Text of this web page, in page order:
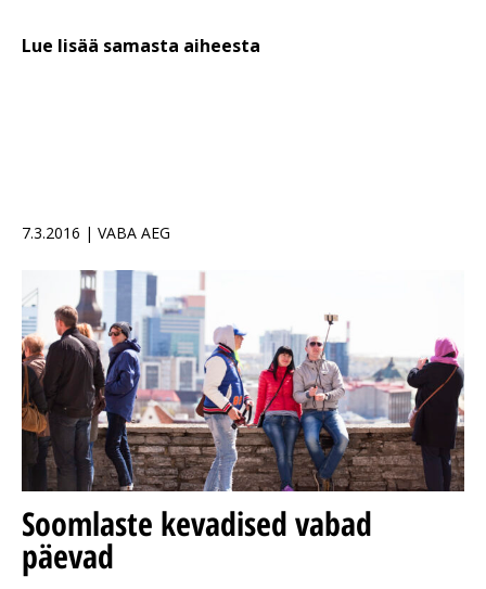
Lue lisää samasta aiheesta
7.3.2016 | VABA AEG
Soomlaste kevadised vabad
päevad